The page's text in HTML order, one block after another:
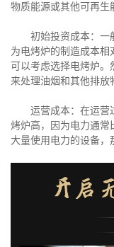
物质能源或其他可再生
初始投资成本：一
为电烤炉的制造成本相
可以考虑选择电烤炉。
来处理油烟和其他排放
运营成本：在运营
烤炉高，因为电力通常
大量使用电力的设备，